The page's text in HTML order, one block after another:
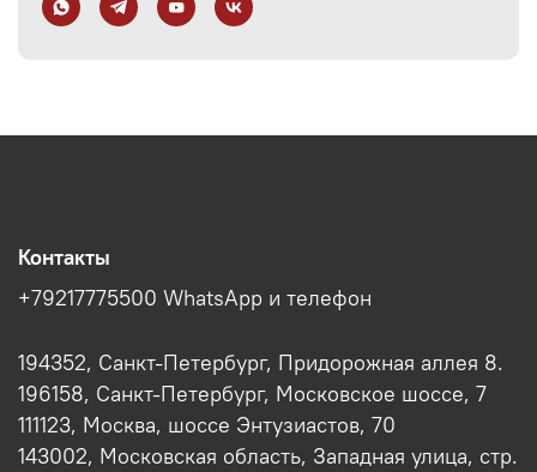
Контакты
+79217775500 WhatsApp и телефон
194352, Санкт-Петербург, Придорожная аллея 8.
196158, Санкт-Петербург, Московское шоссе, 7
111123, Москва, шоссе Энтузиастов, 70
143002, Московская область, Западная улица, стр.